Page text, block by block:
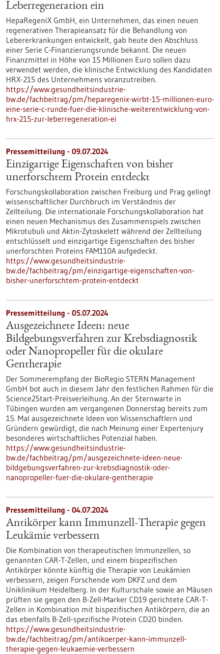
Leberregeneration ein
HepaRegeniX GmbH, ein Unternehmen, das einen neuen
regenerativen Therapieansatz für die Behandlung von
Lebererkrankungen entwickelt, gab heute den Abschluss
einer Serie C-Finanzierungsrunde bekannt. Die neuen
Finanzmittel in Höhe von 15 Millionen Euro sollen dazu
verwendet werden, die klinische Entwicklung des Kandidaten
HRX-215 des Unternehmens voranzutreiben.
https://www.gesundheitsindustrie-
bw.de/fachbeitrag/pm/heparegenix-wirbt-15-millionen-euro-
eine-serie-c-runde-fuer-die-klinische-weiterentwicklung-von-
hrx-215-zur-leberregeneration-ei
Pressemitteilung - 09.07.2024
Einzigartige Eigenschaften von bisher
unerforschtem Protein entdeckt
Forschungskollaboration zwischen Freiburg und Prag gelingt
wissenschaftlicher Durchbruch im Verständnis der
Zellteilung. Die internationale Forschungskollaboration hat
einen neuen Mechanismus des Zusammenspiels zwischen
Mikrotubuli und Aktin-Zytoskelett während der Zellteilung
entschlüsselt und einzigartige Eigenschaften des bisher
unerforschten Proteins FAM110A aufgedeckt.
https://www.gesundheitsindustrie-
bw.de/fachbeitrag/pm/einzigartige-eigenschaften-von-
bisher-unerforschtem-protein-entdeckt
Pressemitteilung - 05.07.2024
Ausgezeichnete Ideen: neue
Bildgebungsverfahren zur Krebsdiagnostik
oder Nanopropeller für die okulare
Gentherapie
Der Sommerempfang der BioRegio STERN Management
GmbH bot auch in diesem Jahr den festlichen Rahmen für die
Science2Start-Preisverleihung. An der Sternwarte in
Tübingen wurden am vergangenen Donnerstag bereits zum
15. Mal ausgezeichnete Ideen von Wissenschaftlern und
Gründern gewürdigt, die nach Meinung einer Expertenjury
besonderes wirtschaftliches Potenzial haben.
https://www.gesundheitsindustrie-
bw.de/fachbeitrag/pm/ausgezeichnete-ideen-neue-
bildgebungsverfahren-zur-krebsdiagnostik-oder-
nanopropeller-fuer-die-okulare-gentherapie
Pressemitteilung - 04.07.2024
Antikörper kann Immunzell-Therapie gegen
Leukämie verbessern
Die Kombination von therapeutischen Immunzellen, so
genannten CAR-T-Zellen, und einem bispezifischen
Antikörper könnte künftig die Therapie von Leukämien
verbessern, zeigen Forschende vom DKFZ und dem
Uniklinikum Heidelberg. In der Kulturschale sowie an Mäusen
prüften sie gegen den B-Zell-Marker CD19 gerichtete CAR-T-
Zellen in Kombination mit bispezifischen Antikörpern, die an
das ebenfalls B-Zell-spezifische Protein CD20 binden.
https://www.gesundheitsindustrie-
bw.de/fachbeitrag/pm/antikoerper-kann-immunzell-
therapie-gegen-leukaemie-verbessern